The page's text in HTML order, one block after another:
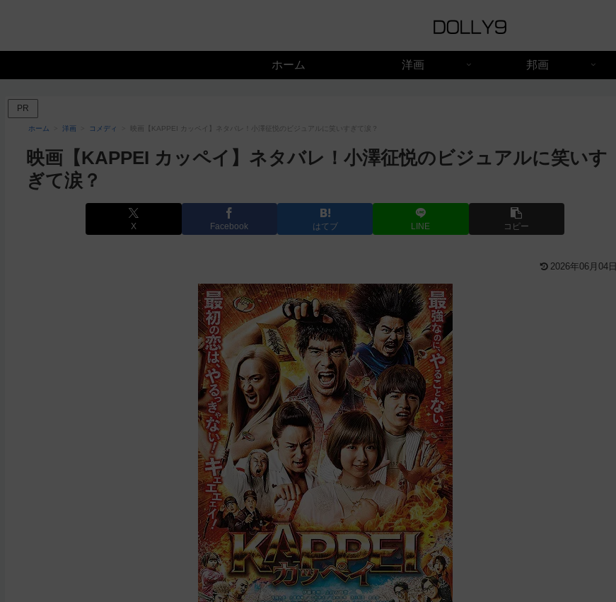
ホーム 洋画 邦画
PR
ホーム 洋画 コメディ 映画【KAPPEI カッペイ】ネタバレ！小澤征悦のビジュアルに笑いすぎて涙？
映画【KAPPEI カッペイ】ネタバレ！小澤征悦のビジュアルに笑いす
ぎて涙？
X Facebook はてブ LINE コピー
2026年06月04日